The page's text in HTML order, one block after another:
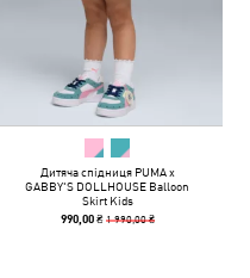
Дитяча спідниця PUMA x
GABBY'S DOLLHOUSE Balloon
Skirt Kids
990,00 ₴ 1 990,00 ₴